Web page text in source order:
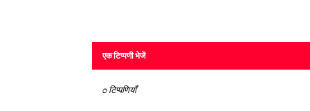
एक टिप्पणी भेजें
0 टिप्पणियाँ